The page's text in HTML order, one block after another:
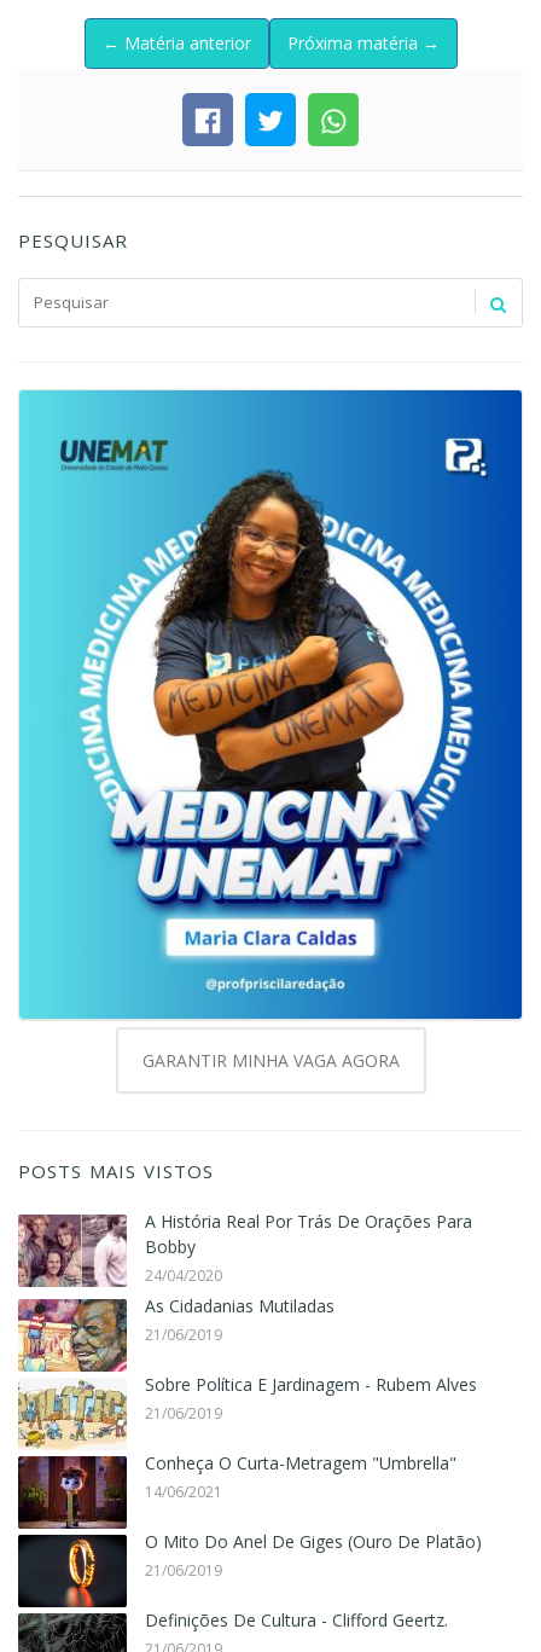
← Matéria anterior Próxima matéria →
PESQUISAR
GARANTIR MINHA VAGA AGORA
POSTS MAIS VISTOS
A História Real Por Trás De Orações Para
Bobby
24/04/2020
As Cidadanias Mutiladas
21/06/2019
Sobre Política E Jardinagem - Rubem Alves
21/06/2019
Conheça O Curta-Metragem "Umbrella"
14/06/2021
O Mito Do Anel De Giges (Ouro De Platão)
21/06/2019
Definições De Cultura - Clifford Geertz.